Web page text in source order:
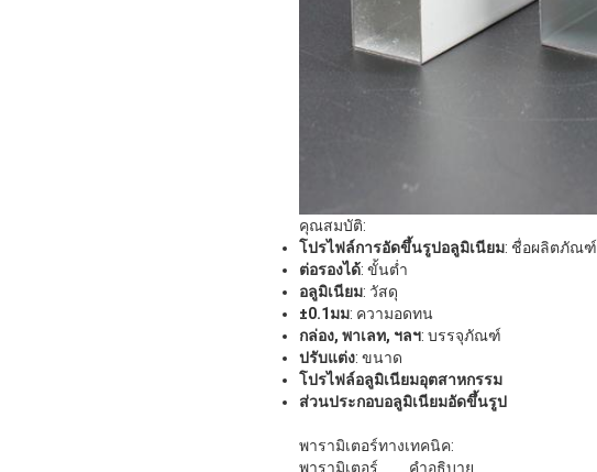
คุณสมบัติ:
โปรไฟล์การอัดขึ้นรูปอลูมิเนียม: ชื่อผลิตภัณฑ์
ต่อรองได้: ขั้นต่ำ
อลูมิเนียม: วัสดุ
±0.1มม: ความอดทน
กล่อง, พาเลท, ฯลฯ: บรรจุภัณฑ์
ปรับแต่ง: ขนาด
โปรไฟล์อลูมิเนียมอุตสาหกรรม
ส่วนประกอบอลูมิเนียมอัดขึ้นรูป
พารามิเตอร์ทางเทคนิค:
พารามิเตอร์
คำอธิบาย